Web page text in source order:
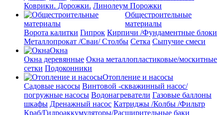
Коврики. Дорожки. Линолеум Порожки
Общестроительные
материалы
Ворота калитки Гипрок Кирпичи /Фундаментные блоки
Металлопрокат /Сваи/ Столбы Сетка Сыпучие смеси
Окна
Окна деревянные Окна металлопластиковые/москитные
сетки Подоконники
Отопление и насосы
Cадовые насосы Винтовой -скважинный насос/
погружные насосы Водонагреватели Газовые баллоны
шкафы Дренажный насос Катриджы /Колбы /Фильтр
Краб/Гидроаккумуляторы/Расширительные баки